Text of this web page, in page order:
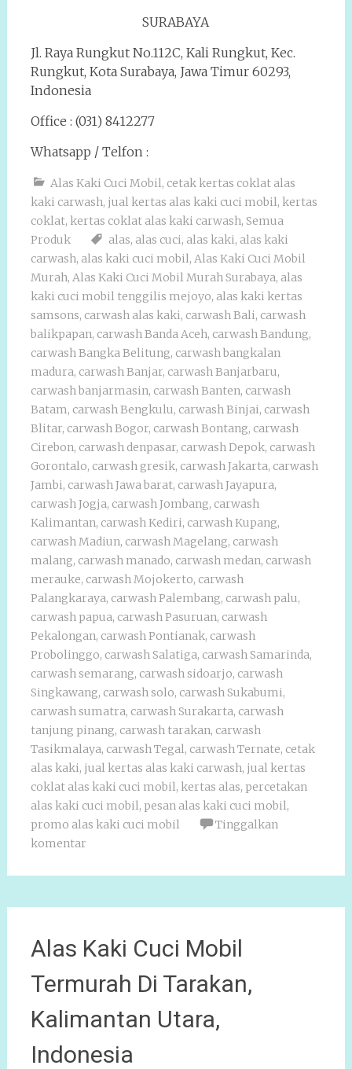
SURABAYA
Jl. Raya Rungkut No.112C, Kali Rungkut, Kec.
Rungkut, Kota Surabaya, Jawa Timur 60293,
Indonesia
Office : (031) 8412277
Whatsapp / Telfon :
Alas Kaki Cuci Mobil, cetak kertas coklat alas
kaki carwash, jual kertas alas kaki cuci mobil, kertas
coklat, kertas coklat alas kaki carwash, Semua
Produk
alas, alas cuci, alas kaki, alas kaki
carwash, alas kaki cuci mobil, Alas Kaki Cuci Mobil
Murah, Alas Kaki Cuci Mobil Murah Surabaya, alas
kaki cuci mobil tenggilis mejoyo, alas kaki kertas
samsons, carwash alas kaki, carwash Bali, carwash
balikpapan, carwash Banda Aceh, carwash Bandung,
carwash Bangka Belitung, carwash bangkalan
madura, carwash Banjar, carwash Banjarbaru,
carwash banjarmasin, carwash Banten, carwash
Batam, carwash Bengkulu, carwash Binjai, carwash
Blitar, carwash Bogor, carwash Bontang, carwash
Cirebon, carwash denpasar, carwash Depok, carwash
Gorontalo, carwash gresik, carwash Jakarta, carwash
Jambi, carwash Jawa barat, carwash Jayapura,
carwash Jogja, carwash Jombang, carwash
Kalimantan, carwash Kediri, carwash Kupang,
carwash Madiun, carwash Magelang, carwash
malang, carwash manado, carwash medan, carwash
merauke, carwash Mojokerto, carwash
Palangkaraya, carwash Palembang, carwash palu,
carwash papua, carwash Pasuruan, carwash
Pekalongan, carwash Pontianak, carwash
Probolinggo, carwash Salatiga, carwash Samarinda,
carwash semarang, carwash sidoarjo, carwash
Singkawang, carwash solo, carwash Sukabumi,
carwash sumatra, carwash Surakarta, carwash
tanjung pinang, carwash tarakan, carwash
Tasikmalaya, carwash Tegal, carwash Ternate, cetak
alas kaki, jual kertas alas kaki carwash, jual kertas
coklat alas kaki cuci mobil, kertas alas, percetakan
alas kaki cuci mobil, pesan alas kaki cuci mobil,
promo alas kaki cuci mobil
Tinggalkan
komentar
Alas Kaki Cuci Mobil
Termurah Di Tarakan,
Kalimantan Utara,
Indonesia